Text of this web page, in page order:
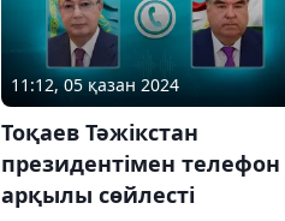
11:12, 05 қазан 2024
Тоқаев Тәжікстан
президентімен телефон
арқылы сөйлесті